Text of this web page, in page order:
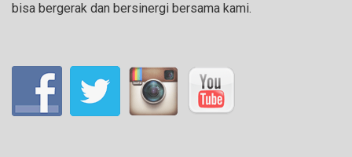
bisa bergerak dan bersinergi bersama kami.